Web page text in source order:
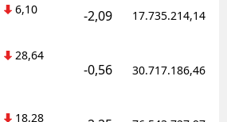
6,10 -2,09 17.735.214,14
28,64
-0,56 30.717.186,46
18,28